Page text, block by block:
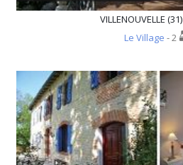
VILLENOUVELLE (31)
Le Village - 2